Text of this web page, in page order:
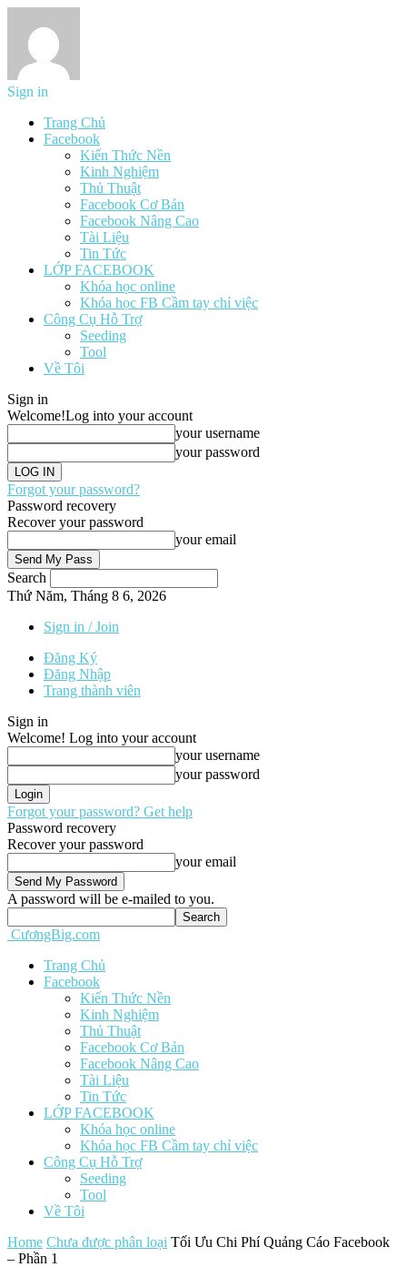
Sign in
Trang Chủ
Facebook
Kiến Thức Nền
Kinh Nghiệm
Thủ Thuật
Facebook Cơ Bản
Facebook Nâng Cao
Tài Liệu
Tin Tức
LỚP FACEBOOK
Khóa học online
Khóa học FB Cầm tay chỉ việc
Công Cụ Hỗ Trợ
Seeding
Tool
Về Tôi
Sign in
Welcome!Log into your account
your username
your password
Forgot your password?
Password recovery
Recover your password
your email
Search
Thứ Năm, Tháng 8 6, 2026
Sign in / Join
Đăng Ký
Đăng Nhập
Trang thành viên
Sign in
Welcome! Log into your account
your username
your password
Forgot your password? Get help
Password recovery
Recover your password
your email
A password will be e-mailed to you.
CươngBig.com
Trang Chủ
Facebook
Kiến Thức Nền
Kinh Nghiệm
Thủ Thuật
Facebook Cơ Bản
Facebook Nâng Cao
Tài Liệu
Tin Tức
LỚP FACEBOOK
Khóa học online
Khóa học FB Cầm tay chỉ việc
Công Cụ Hỗ Trợ
Seeding
Tool
Về Tôi
Home Chưa được phân loại Tối Ưu Chi Phí Quảng Cáo Facebook
– Phần 1